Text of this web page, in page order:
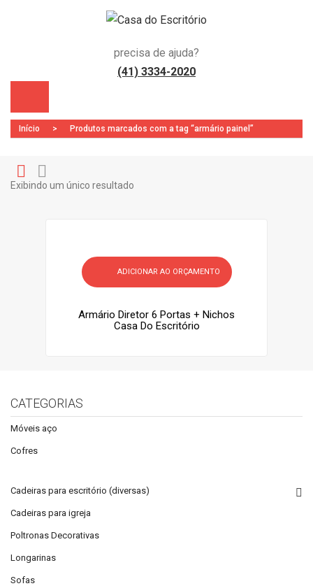
precisa de ajuda?
(41) 3334-2020
Início > Produtos marcados com a tag “armário painel”
Exibindo um único resultado
ADICIONAR AO ORÇAMENTO
Armário Diretor 6 Portas + Nichos
Casa Do Escritório
CATEGORIAS
Móveis aço
Cofres
Cadeiras para escritório (diversas)
Cadeiras para igreja
Poltronas Decorativas
Longarinas
Sofas